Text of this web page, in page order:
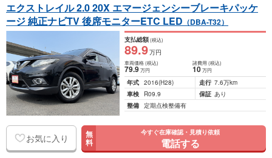
エクストレイル 2.0 20X エマージェンシーブレーキパッケ
ージ 純正ナビTV 後席モニターETC LED （DBA-T32）
支払総額(税込)
89.9万円
車両価格(税込)
79.9万円
諸費用 (税込)
10 万円
年式 2016(H28) 走行 7.6万km
車検
R09.9 保証 あり
整備 定期点検整備有
お気に入り 無
料
今すぐ在庫確認・見積り依頼
電話する